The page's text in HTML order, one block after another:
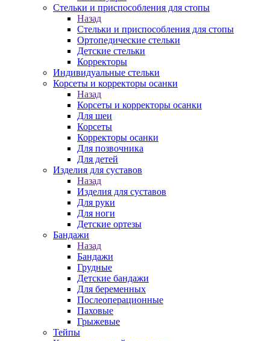
Стельки и приспособления для стопы
Назад
Стельки и приспособления для стопы
Ортопедические стельки
Детские стельки
Корректоры
Индивидуальные стельки
Корсеты и корректоры осанки
Назад
Корсеты и корректоры осанки
Для шеи
Корсеты
Корректоры осанки
Для позвочника
Для детей
Изделия для суставов
Назад
Изделия для суставов
Для руки
Для ноги
Детские ортезы
Бандажи
Назад
Бандажи
Грудные
Детские бандажи
Для беременных
Послеоперационные
Паховые
Грыжевые
Тейпы